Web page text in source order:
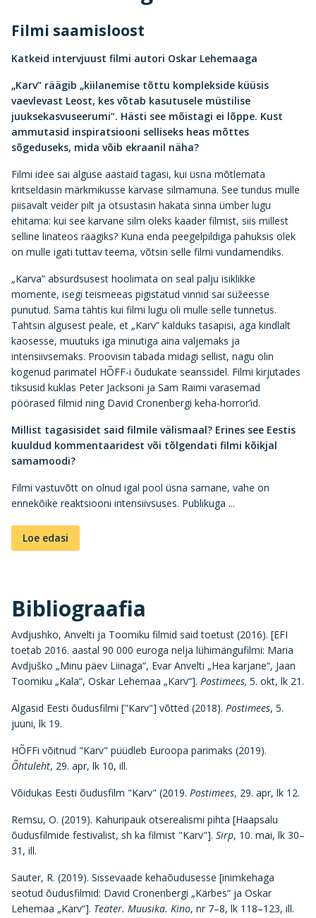
Filmi saamisloost
Katkeid intervjuust filmi autori Oskar Lehemaaga
„Karv” räägib „kiilanemise tõttu komplekside küüsis
vaevlevast Leost, kes võtab kasutusele müstilise
juuksekasvuseerumi”. Hästi see mõistagi ei lõppe. Kust
ammutasid inspiratsiooni selliseks heas mõttes
sõgeduseks, mida võib ekraanil näha?
Filmi idee sai alguse aastaid tagasi, kui üsna mõtlemata
kritseldasin märkmikusse karvase silmamuna. See tundus mulle
piisavalt veider pilt ja otsustasin hakata sinna ümber lugu
ehitama: kui see karvane silm oleks kaader filmist, siis millest
selline linateos räägiks? Kuna enda peegelpildiga pahuksis olek
on mulle igati tuttav teema, võtsin selle filmi vundamendiks.
„Karva” absurdsusest hoolimata on seal palju isiklikke
momente, isegi teismeeas pigistatud vinnid sai süžeesse
punutud. Sama tähtis kui filmi lugu oli mulle selle tunnetus.
Tahtsin algusest peale, et „Karv” kalduks tasapisi, aga kindlalt
kaosesse, muutuks iga minutiga aina valjemaks ja
intensiivsemaks. Proovisin tabada midagi sellist, nagu olin
kogenud parimatel HÕFF-i õudukate seanssidel. Filmi kirjutades
tiksusid kuklas Peter Jacksoni ja Sam Raimi varasemad
pöörased filmid ning David Cronenbergi keha-horror’id.
Millist tagasisidet said filmile välismaal? Erines see Eestis
kuuldud kommentaaridest või tõlgendati filmi kõikjal
samamoodi?
Filmi vastuvõtt on olnud igal pool üsna sarnane, vahe on
ennekõike reaktsiooni intensiivsuses. Publikuga ...
Loe edasi
Bibliograafia
Avdjushko, Anvelti ja Toomiku filmid said toetust (2016). [EFI
toetab 2016. aastal 90 000 euroga nelja lühimängufilmi: Maria
Avdjuško „Minu päev Liinaga“, Evar Anvelti „Hea karjane“, Jaan
Toomiku „Kala“, Oskar Lehemaa „Karv“]. Postimees, 5. okt, lk 21.
Algasid Eesti õudusfilmi ["Karv"] võtted (2018). Postimees, 5.
juuni, lk 19.
HÕFFi võitnud "Karv" püüdleb Euroopa parimaks (2019).
Õhtuleht, 29. apr, lk 10, ill.
Võidukas Eesti õudusfilm "Karv" (2019. Postimees, 29. apr, lk 12.
Remsu, O. (2019). Kahuripauk otserealismi pihta [Haapsalu
õudusfilmide festivalist, sh ka filmist "Karv"]. Sirp, 10. mai, lk 30–
31, ill.
Sauter, R. (2019). Sissevaade kehaõudusesse [inimkehaga
seotud õudusfilmid: David Cronenbergi „Kärbes“ ja Oskar
Lehemaa „Karv“]. Teater. Muusika. Kino, nr 7–8, lk 118–123, ill.